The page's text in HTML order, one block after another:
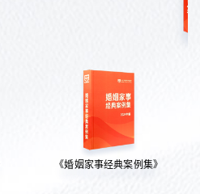
《婚姻家事经典案例集》